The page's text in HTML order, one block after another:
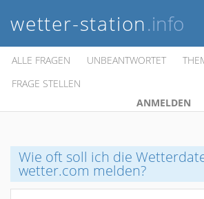
wetter-station.info
ALLE FRAGEN UNBEANTWORTET
FRAGE STELLEN
ANMELDEN
Wie oft soll ich die
wetter.com melden?